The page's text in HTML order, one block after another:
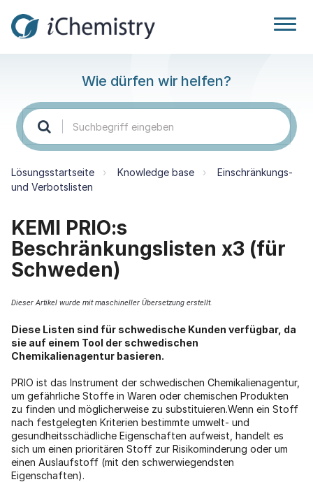
Wie dürfen wir helfen?
Lösungsstartseite Knowledge base
Einschränkungs-
und Verbotslisten
KEMI PRIO:s
Beschränkungslisten x3 (für
Schweden)
Dieser Artikel wurde mit maschineller Übersetzung erstellt.
Diese Listen sind für schwedische Kunden verfügbar, da
sie auf einem Tool der schwedischen
Chemikalienagentur basieren.
PRIO ist das Instrument der schwedischen Chemikalienagentur,
um gefährliche Stoffe in Waren oder chemischen Produkten
zu finden und möglicherweise zu substituieren.Wenn ein Stoff
nach festgelegten Kriterien bestimmte umwelt- und
gesundheitsschädliche Eigenschaften aufweist, handelt es
sich um einen prioritären Stoff zur Risikominderung oder um
einen Auslaufstoff (mit den schwerwiegendsten
Eigenschaften).